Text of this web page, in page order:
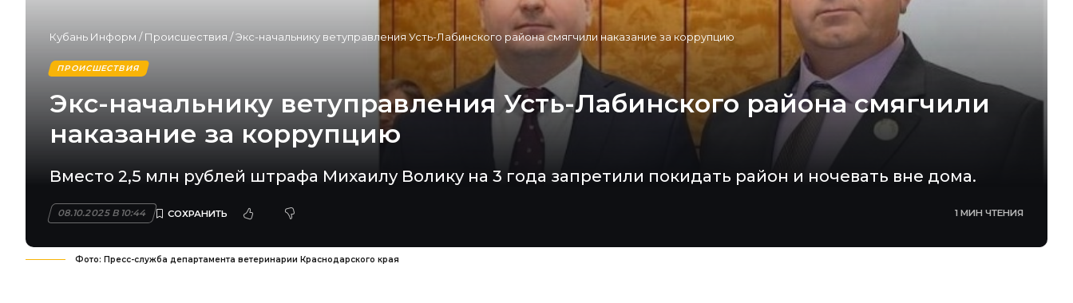
Кубань Информ /Происшествия /Экс-начальнику ветуправления Усть-Лабинского района смягчили наказание за коррупцию
ПРОИСШЕСТВИЯ
Экс-начальнику ветуправления Усть-Лабинского района смягчили
наказание за коррупцию
Вместо 2,5 млн рублей штрафа Михаилу Волику на 3 года запретили покидать район и ночевать вне дома.
08.10.2025 В 10:44 1 МИН ЧТЕНИЯ
Фото: Пресс-служба департамента ветеринарии Краснодарского края